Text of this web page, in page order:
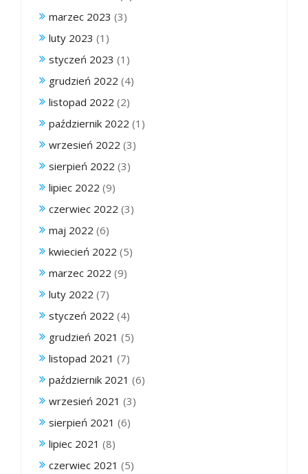
marzec 2023 (3)
luty 2023 (1)
styczeń 2023 (1)
grudzień 2022 (4)
listopad 2022 (2)
październik 2022 (1)
wrzesień 2022 (3)
sierpień 2022 (3)
lipiec 2022 (9)
czerwiec 2022 (3)
maj 2022 (6)
kwiecień 2022 (5)
marzec 2022 (9)
luty 2022 (7)
styczeń 2022 (4)
grudzień 2021 (5)
listopad 2021 (7)
październik 2021 (6)
wrzesień 2021 (3)
sierpień 2021 (6)
lipiec 2021 (8)
czerwiec 2021 (5)